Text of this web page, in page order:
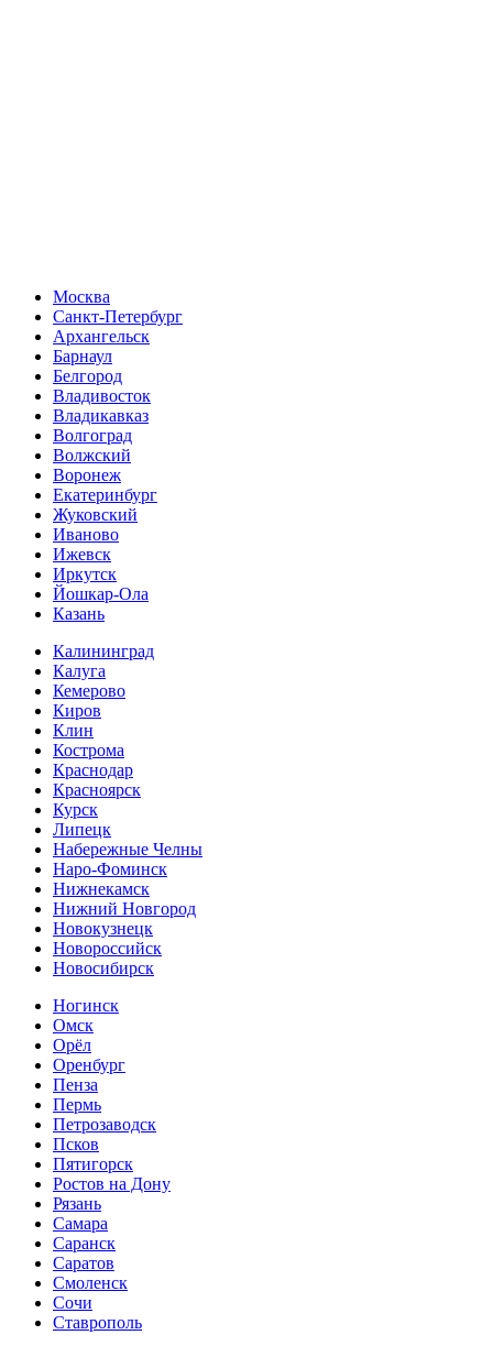
Москва
Санкт-Петербург
Архангельск
Барнаул
Белгород
Владивосток
Владикавказ
Волгоград
Волжский
Воронеж
Екатеринбург
Жуковский
Иваново
Ижевск
Иркутск
Йошкар-Ола
Казань
Калининград
Калуга
Кемерово
Киров
Клин
Кострома
Краснодар
Красноярск
Курск
Липецк
Набережные Челны
Наро-Фоминск
Нижнекамск
Нижний Новгород
Новокузнецк
Новороссийск
Новосибирск
Ногинск
Омск
Орёл
Оренбург
Пенза
Пермь
Петрозаводск
Псков
Пятигорск
Ростов на Дону
Рязань
Самара
Саранск
Саратов
Смоленск
Сочи
Ставрополь